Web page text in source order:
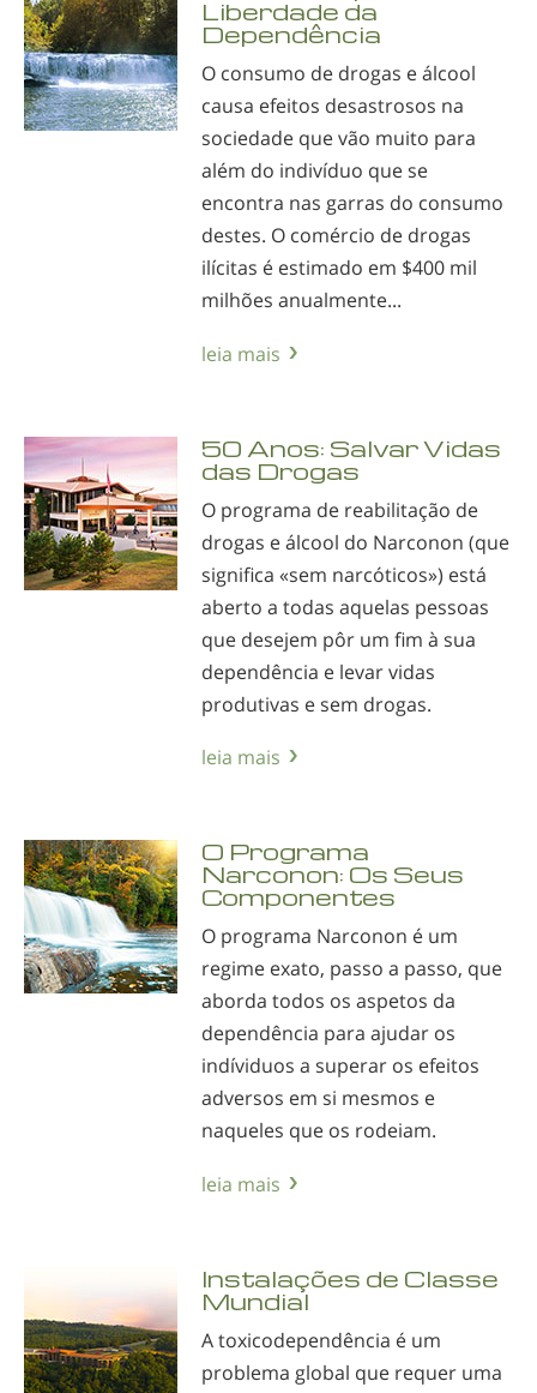
Liberdade da
Dependência
O consumo de drogas e álcool
causa efeitos desastrosos na
sociedade que vão muito para
além do indivíduo que se
encontra nas garras do consumo
destes. O comércio de drogas
ilícitas é estimado em $400 mil
milhões anualmente...
leia mais
50 Anos: Salvar Vidas
das Drogas
O programa de reabilitação de
drogas e álcool do Narconon (que
significa «sem narcóticos») está
aberto a todas aquelas pessoas
que desejem pôr um fim à sua
dependência e levar vidas
produtivas e sem drogas.
leia mais
O Programa
Narconon: Os Seus
Componentes
O programa Narconon é um
regime exato, passo a passo, que
aborda todos os aspetos da
dependência para ajudar os
indíviduos a superar os efeitos
adversos em si mesmos e
naqueles que os rodeiam.
leia mais
Instalações de Classe
Mundial
A toxicodependência é um
problema global que requer uma